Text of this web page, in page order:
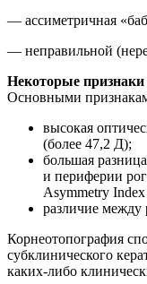
— ассиметричная
— неправильной
Некоторые признаки
Основными
высокая
(более 47,2 Д);
большая
и периферии
Asymmetry
различие между
Корнеотопография
субклинического
каких-либо